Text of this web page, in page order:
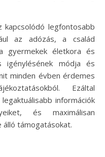
kapcsolódó legfontosabb
az adózás, a család
gyermekek életkora és
igénylésének módja és
minden évben érdemes
Ezáltal
információk
és maximálisan
álló támogatásokat.